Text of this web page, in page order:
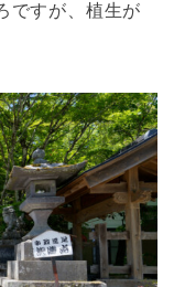
ですが、植生が